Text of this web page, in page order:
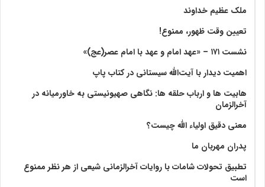
ملک عظیم خداوند
تعیین وقت ظهور، ممنوع!
نشست ۱۷۱ – «عهد امام و عهد با امام عصر(عج)»
اهمیت دیدار با آیت‌الله سیستانی در کتاب پاپ
هابیت ها و ارباب حلقه ها: نگاهی صهیونیستی به خاورمیانه در
آخرالزمان
معنی دقیق اولیاء الله چیست؟
پدران مهربان ما
تطبیق تحولات شامات با روایات آخرالزمانی شیعی از هر نظر ممنوع
است